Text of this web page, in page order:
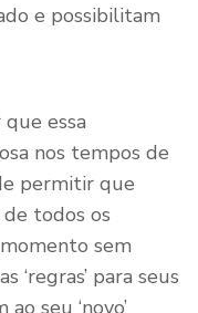
e possibilitam
essa
nos tempos de
permitir que
todos os
sem
‘regras’ para seus
seu ‘novo’